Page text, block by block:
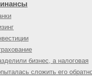
бизнес, а налоговая
сложить его